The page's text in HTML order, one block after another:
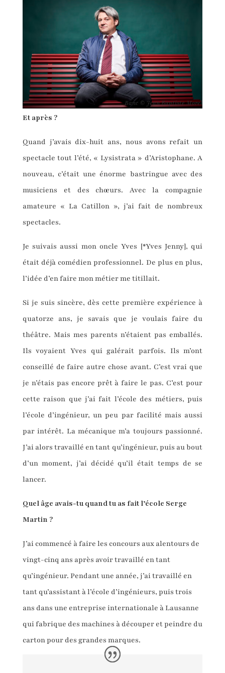
Banc © Jean Baptiste Morel
Et après ?
Quand j’avais dix-huit ans, nous avons refait un
spectacle tout l’été, « Lysistrata » d’Aristophane. A
nouveau, c’était une énorme bastringue avec des
musiciens et des chœurs. Avec la compagnie
amateure « La Catillon », j’ai fait de nombreux
spectacles.
Je suivais aussi mon oncle Yves [*Yves Jenny], qui
était déjà comédien professionnel. De plus en plus,
l’idée d’en faire mon métier me titillait.
Si je suis sincère, dès cette première expérience à
quatorze ans, je savais que je voulais faire du
théâtre. Mais mes parents n’étaient pas emballés.
Ils voyaient Yves qui galérait parfois. Ils m’ont
conseillé de faire autre chose avant. C’est vrai que
je n’étais pas encore prêt à faire le pas. C’est pour
cette raison que j’ai fait l’école des métiers, puis
l’école d’ingénieur, un peu par facilité mais aussi
par intérêt. La mécanique m’a toujours passionné.
J’ai alors travaillé en tant qu’ingénieur, puis au bout
d’un moment, j’ai décidé qu’il était temps de se
lancer.
Quel âge avais-tu quand tu as fait l’école Serge
Martin ?
J’ai commencé à faire les concours aux alentours de
vingt-cinq ans après avoir travaillé en tant
qu’ingénieur. Pendant une année, j’ai travaillé en
tant qu’assistant à l’école d’ingénieurs, puis trois
ans dans une entreprise internationale à Lausanne
qui fabrique des machines à découper et peindre du
carton pour des grandes marques.